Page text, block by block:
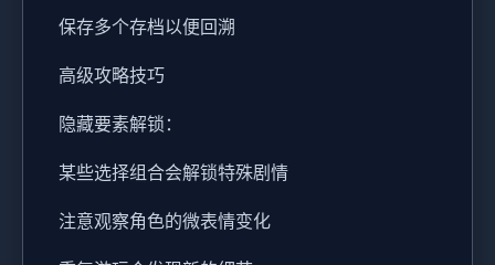
保存多个存档以便回溯
高级攻略技巧
隐藏要素解锁：
某些选择组合会解锁特殊剧情
注意观察角色的微表情变化